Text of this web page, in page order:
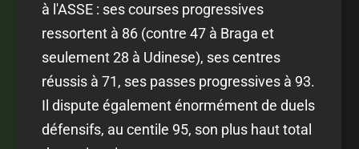
à l'ASSE : ses courses progressives
ressortent à 86 (contre 47 à Braga et
seulement 28 à Udinese), ses centres
réussis à 71, ses passes progressives à 93.
Il dispute également énormément de duels
défensifs, au centile 95, son plus haut total